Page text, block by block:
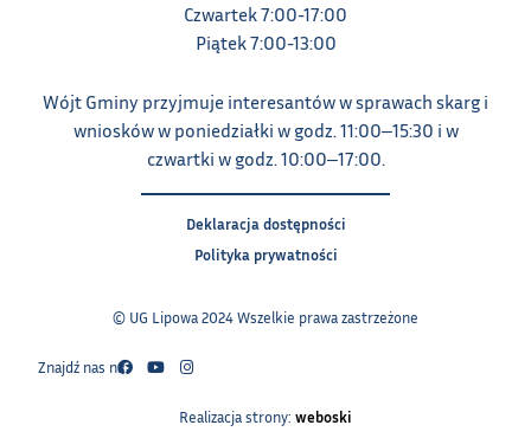
Czwartek 7:00-17:00
Piątek 7:00-13:00
Wójt Gminy przyjmuje interesantów w sprawach skarg i
wniosków w poniedziałki w godz. 11:00‒15:30 i w
czwartki w godz. 10:00‒17:00.
Deklaracja dostępności
Polityka prywatności
© UG Lipowa 2024 Wszelkie prawa zastrzeżone
Znajdź nas na:
Realizacja strony: weboski